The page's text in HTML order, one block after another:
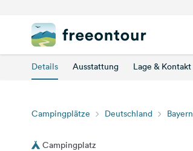
Details Ausstattung Lage & Kontakt
Campingplätze Deutschland Bayern
Campingplatz